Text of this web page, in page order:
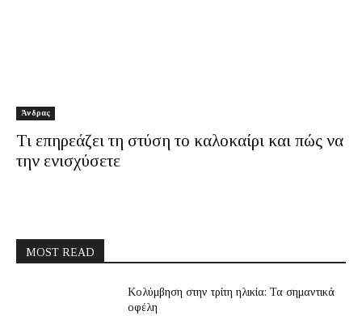
Άνδρας
Τι επηρεάζει τη στύση το καλοκαίρι και πώς να
την ενισχύσετε
MOST READ
Κολύμβηση στην τρίτη ηλικία: Τα σημαντικά
οφέλη